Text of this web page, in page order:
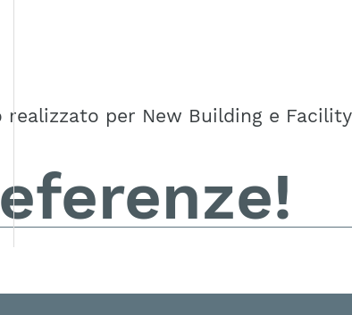
per New Building e Facility